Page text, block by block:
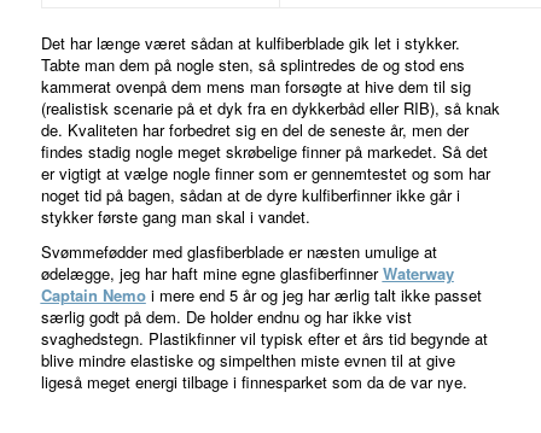
Det har længe været sådan at kulfiberblade gik let i stykker.
Tabte man dem på nogle sten, så splintredes de og stod ens
kammerat ovenpå dem mens man forsøgte at hive dem til sig
(realistisk scenarie på et dyk fra en dykkerbåd eller RIB), så knak
de. Kvaliteten har forbedret sig en del de seneste år, men der
findes stadig nogle meget skrøbelige finner på markedet. Så det
er vigtigt at vælge nogle finner som er gennemtestet og som har
noget tid på bagen, sådan at de dyre kulfiberfinner ikke går i
stykker første gang man skal i vandet.
Svømmefødder med glasfiberblade er næsten umulige at
ødelægge, jeg har haft mine egne glasfiberfinnerWaterway
Captain Nemoi mere end 5 år og jeg har ærlig talt ikke passet
særlig godt på dem. De holder endnu og har ikke vist
svaghedstegn. Plastikfinner vil typisk efter et års tid begynde at
blive mindre elastiske og simpelthen miste evnen til at give
ligeså meget energi tilbage i finnesparket som da de var nye.